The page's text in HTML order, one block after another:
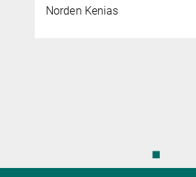
Norden Kenias
◼